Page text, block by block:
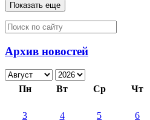
Показать еще
Архив новостей
Пн Вт Ср Чт
3
4 5 6